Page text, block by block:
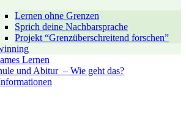
Lernen ohne Grenzen
Sprich deine Nachbarsprache
Projekt “Grenzüberschreitend forschen”
Lernen
und Abitur – Wie geht das?